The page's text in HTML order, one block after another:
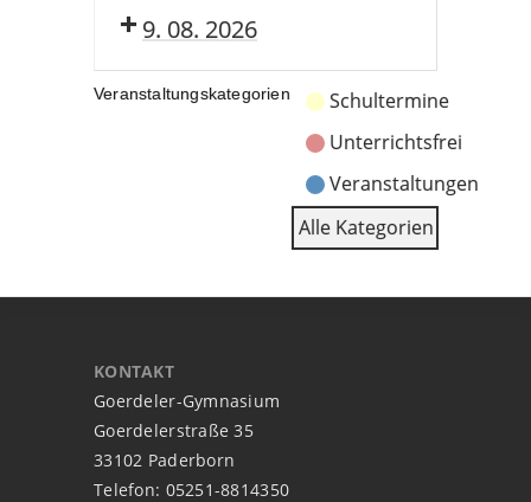
9. 08. 2026
Veranstaltungskategorien
Schultermine
Unterrichtsfrei
Veranstaltungen
Alle Kategorien
KONTAKT
Goerdeler-Gymnasium
Goerdelerstraße 35
33102 Paderborn
Telefon: 05251-8814350